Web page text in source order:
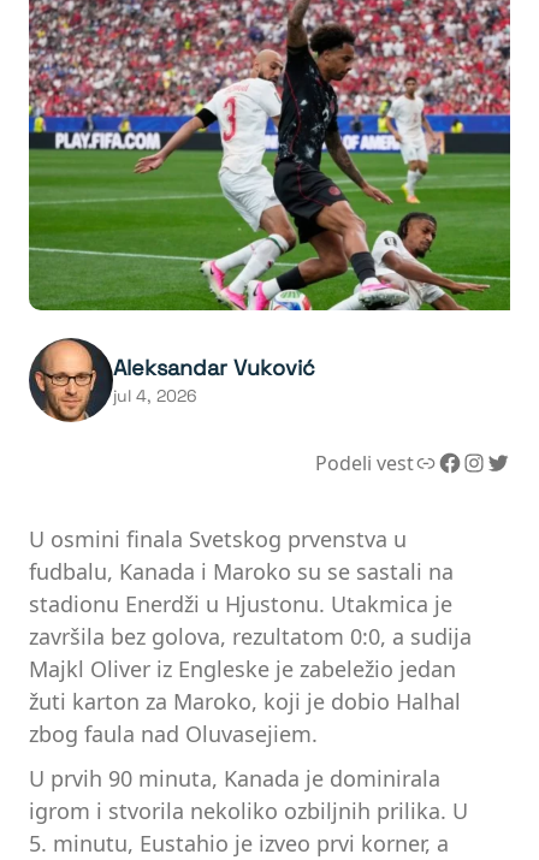
Aleksandar Vuković
jul 4, 2026
Podeli vestLink Facebook InstagramTwitter
U osmini finala Svetskog prvenstva u
fudbalu, Kanada i Maroko su se sastali na
stadionu Enerdži u Hjustonu. Utakmica je
završila bez golova, rezultatom 0:0, a sudija
Majkl Oliver iz Engleske je zabeležio jedan
žuti karton za Maroko, koji je dobio Halhal
zbog faula nad Oluvasejiem.
U prvih 90 minuta, Kanada je dominirala
igrom i stvorila nekoliko ozbiljnih prilika. U
5. minutu, Eustahio je izveo prvi korner, a